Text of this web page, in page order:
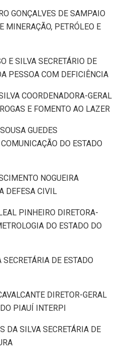
GONÇALVES DE SAMPAIO
MINERAÇÃO, PETRÓLEO E
E SILVA SECRETÁRIO DE
PESSOA COM DEFICIÊNCIA
COORDENADORA-GERAL
E FOMENTO AO LAZER
GUEDES
DO ESTADO
NOGUEIRA
DEFESA CIVIL
PINHEIRO DIRETORA-
DO ESTADO DO
DE ESTADO
DIRETOR-GERAL
PIAUÍ INTERPI
DA SILVA SECRETÁRIA DE